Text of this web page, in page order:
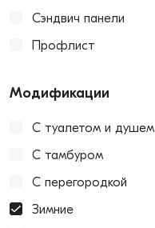
Сэндвич панели
Профлист
Модификации
С туалетом и душем
С тамбуром
С перегородкой
Зимние